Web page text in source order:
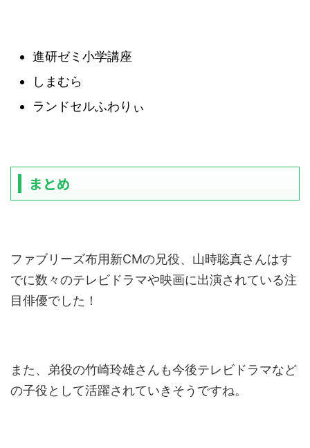
進研ゼミ小学講座
しまむら
ランドセルふわりぃ
まとめ
ファブリーズ布用新CMの兄役、山時聡真さんはす
でに数々のテレビドラマや映画に出演されている注
目俳優でした！
また、弟役の竹崎玲雄さんも今後テレビドラマなど
の子役として活躍されていきそうですね。